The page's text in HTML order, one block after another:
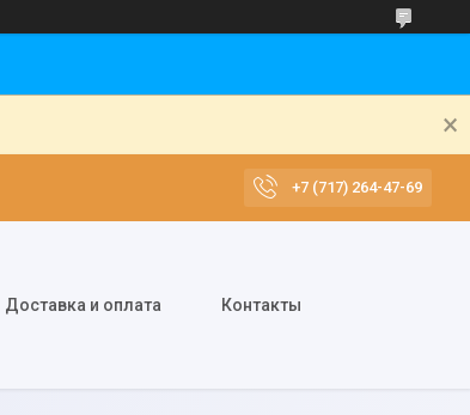
+7 (717) 264-47-69
Доставка и оплата Контакты